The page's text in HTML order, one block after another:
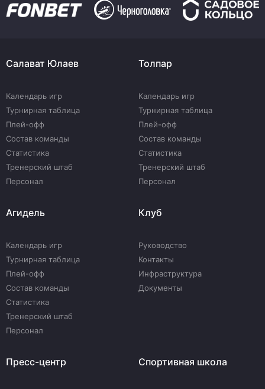
Салават Юлаев
Календарь игр
Турнирная таблица
Плей-офф
Состав команды
Статистика
Тренерский штаб
Персонал
Толпар
Календарь игр
Турнирная таблица
Плей-офф
Состав команды
Статистика
Тренерский штаб
Персонал
Агидель
Календарь игр
Турнирная таблица
Плей-офф
Состав команды
Статистика
Тренерский штаб
Персонал
Клуб
Руководство
Контакты
Инфраструктура
Документы
Пресс-центр Спортивная школа